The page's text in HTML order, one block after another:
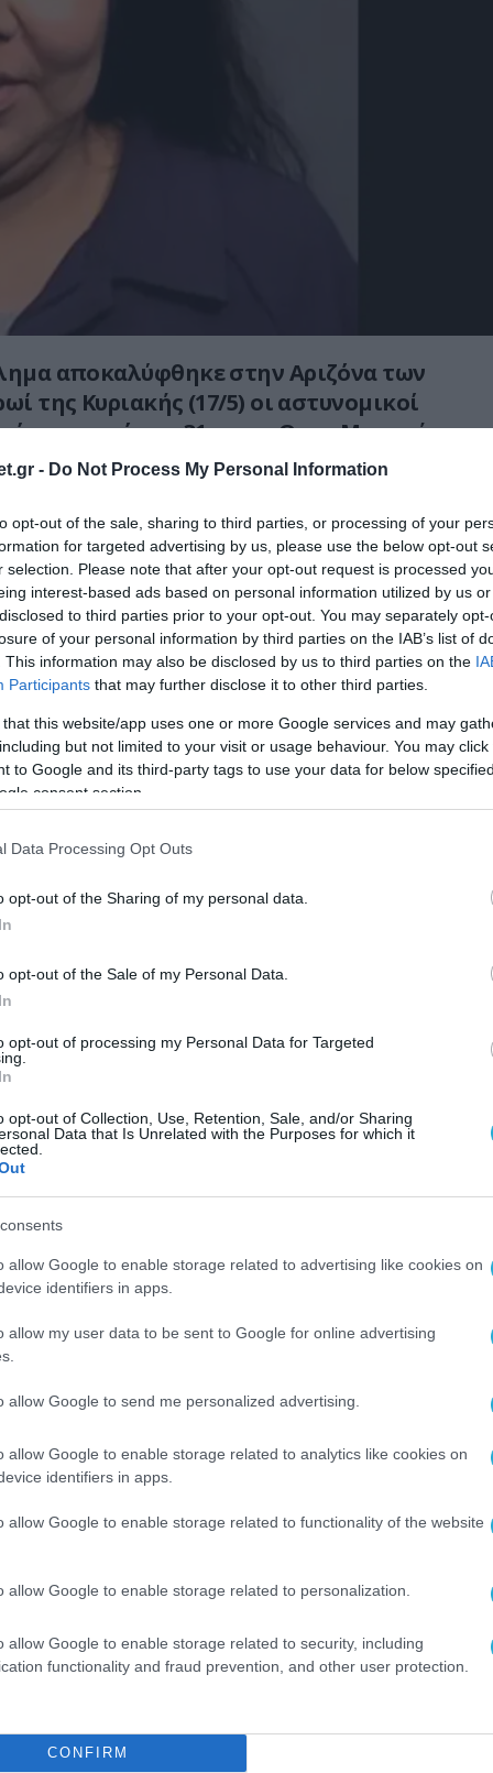
- Do Not Process My Personal Information
opt-out of the sale, sharing to third parties, or processing of your
for targeted advertising by us, please use the below opt-out
selection. Please note that after your opt-out request is processed
interest-based ads based on personal information utilized by us
to third parties prior to your opt-out. You may separately
of your personal information by third parties on the IAB’s list of
This information may also be disclosed by us to third parties on the
Participants that may further disclose it to other third parties.
that this website/app uses one or more Google services and may
but not limited to your visit or usage behaviour. You may
to Google and its third-party tags to use your data for below
consent section.
Data Processing Opt Outs
opt-out of the Sharing of my personal data.
opt-out of the Sale of my Personal Data.
opt-out of processing my Personal Data for Targeted
opt-out of Collection, Use, Retention, Sale, and/or Sharing
Data that Is Unrelated with the Purposes for which it
allow Google to enable storage related to advertising like cookies on
identifiers in apps.
allow my user data to be sent to Google for online advertising
allow Google to send me personalized advertising.
allow Google to enable storage related to analytics like cookies on
identifiers in apps.
allow Google to enable storage related to functionality of the website
allow Google to enable storage related to personalization.
allow Google to enable storage related to security, including
functionality and fraud prevention, and other user protection.
CONFIRM
αποκαλύφθηκε στην Αριζόνα των
της Κυριακής (17/5) οι αστυνομικοί
από την 31χρονη Οκρα Μανακάγια
ομολόγησε ότι: «σκότωσα τον 17 μηνών
πήγαν στο δωμάτιο ξενοδοχείου που
βρήκαν την άψυχη σορό του
μέσα σε έναν… καταψύκτη!
σε βάρος της 31χρονης,η σορός
τυλιγμένη σε μια κουβέρτα,
κολλημένη με ταινία μέσα σε
στον καταψύκτη του δωματίου του
στον καταψύκτη
δε, βρέθηκαν και τα άλλα δύο παιδιά
9 και 7 ετών, τα οποία ευτυχώς δεν
η Μανακάγια φέρεται να είπε
και έκλαιγε.
ότι το αγοράκι δεν
και χλωμό.
στη δικογραφία, μια ημέρα μετά το μικρό
με την 31χρονη, η οποία έχει μακρύ
αποφασίζει να μην το πάει σε νοσοκομείο
κάποιο μέλος της οικογένειας, φοβούμενη
μπελάδες.
το βρήκε αναίσθητο, ξαπλωμένο
το τύλιξε και το έκρυψε
«τα έκανα σκ…» και ότι ο γιος της δεν άξιζε